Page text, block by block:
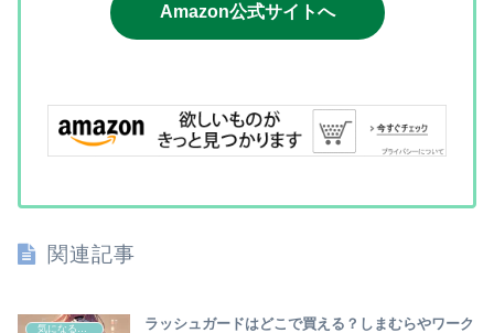
Amazon公式サイトへ
関連記事
ラッシュガードはどこで買える？しまむらやワーク